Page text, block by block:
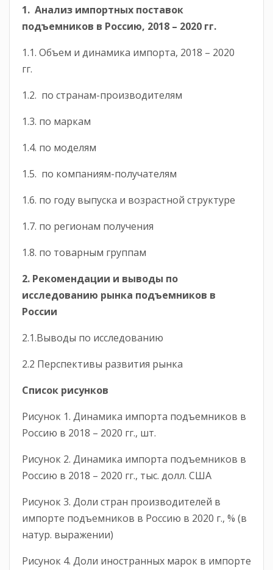
1. Анализ импортных поставок
подъемников в Россию, 2018 – 2020 гг.
1.1. Объем и динамика импорта, 2018 – 2020
гг.
1.2. по странам-производителям
1.3. по маркам
1.4. по моделям
1.5. по компаниям-получателям
1.6. по году выпуска и возрастной структуре
1.7. по регионам получения
1.8. по товарным группам
2. Рекомендации и выводы по
исследованию рынка подъемников в
России
2.1.Выводы по исследованию
2.2 Перспективы развития рынка
Список рисунков
Рисунок 1. Динамика импорта подъемников в
Россию в 2018 – 2020 гг., шт.
Рисунок 2. Динамика импорта подъемников в
Россию в 2018 – 2020 гг., тыс. долл. США
Рисунок 3. Доли стран производителей в
импорте подъемников в Россию в 2020 г., % (в
натур. выражении)
Рисунок 4. Доли иностранных марок в импорте